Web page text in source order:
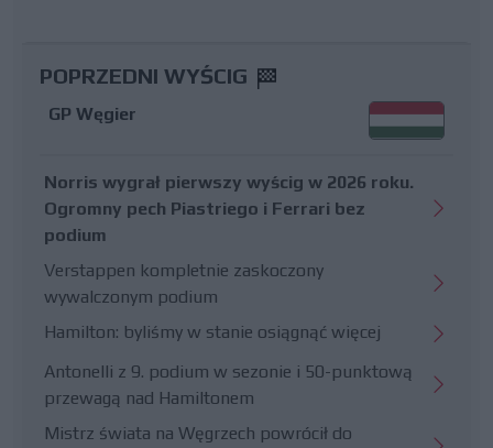
POPRZEDNI WYŚCIG
GP Węgier
Norris wygrał pierwszy wyścig w 2026 roku.
Ogromny pech Piastriego i Ferrari bez
podium
Verstappen kompletnie zaskoczony
wywalczonym podium
Hamilton: byliśmy w stanie osiągnąć więcej
Antonelli z 9. podium w sezonie i 50-punktową
przewagą nad Hamiltonem
Mistrz świata na Węgrzech powrócił do